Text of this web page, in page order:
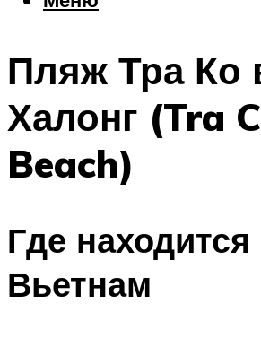
Шоппинг
Что посетить
Меню
Пляж Тра Ко
Халонг (Tra
Beach)
Где
Вьетнам